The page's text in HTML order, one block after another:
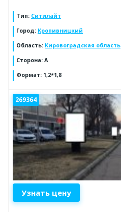
Тип: Ситилайт
Город: Кропивницкий
Область: Кировоградская область
Сторона: А
Формат: 1,2*1,8
269364
Узнать цену